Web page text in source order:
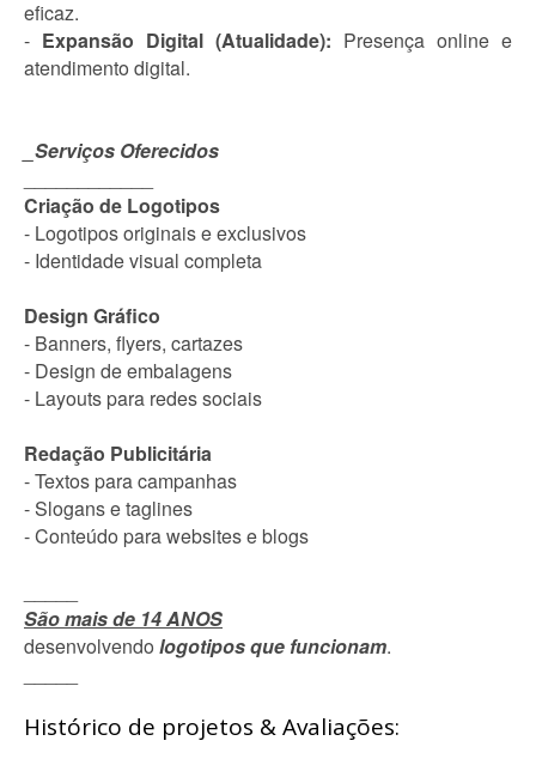
eficaz.
- Expansão Digital (Atualidade): Presença online e
atendimento digital.
_Serviços Oferecidos
Criação de Logotipos
- Logotipos originais e exclusivos
- Identidade visual completa
Design Gráfico
- Banners, flyers, cartazes
- Design de embalagens
- Layouts para redes sociais
Redação Publicitária
- Textos para campanhas
- Slogans e taglines
- Conteúdo para websites e blogs
São mais de 14 ANOS
desenvolvendo logotipos que funcionam.
Histórico de projetos & Avaliações: